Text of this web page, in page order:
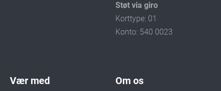
Støt via giro
Korttype: 01
Konto: 540 0023
Vær med Om os